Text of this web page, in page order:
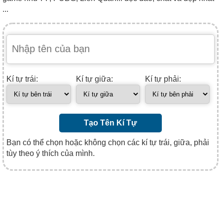
...
Kí tự trái: Kí tự giữa: Kí tự phải:
Tạo Tên Kí Tự
Bạn có thể chọn hoặc không chọn các kí tự trái, giữa, phải
tùy theo ý thích của mình.